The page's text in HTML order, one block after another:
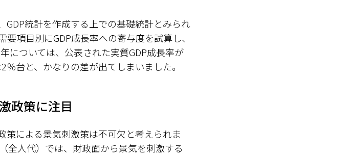
GDP統計を作成する上での基礎統計とみられ
項目別にGDP成長率への寄与度を試算し、
については、公表された実質GDP成長率が
台と、かなりの差が出てしまいました。
政策に注目
による景気刺激策は不可欠と考えられま
全人代）では、財政面から景気を刺激する